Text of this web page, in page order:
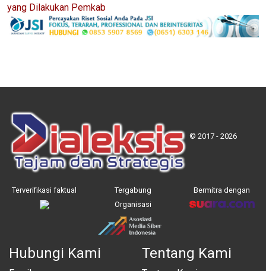
yang Dilakukan Pemkab
© 2017 - 2026
Terverifikasi faktual
Tergabung
Organisasi
Bermitra dengan
Hubungi Kami Tentang Kami